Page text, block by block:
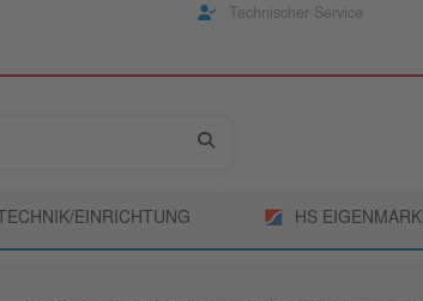
Technischer Service
TECHNIK/EINRICHTUNG HS